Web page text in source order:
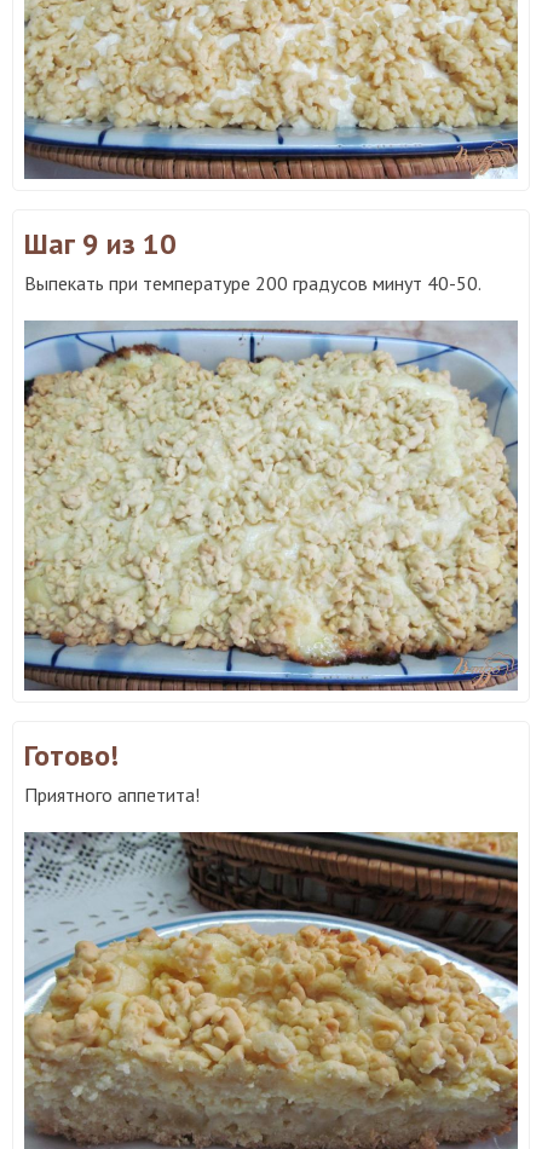
Шаг 9 из 10
Выпекать при температуре 200 градусов минут 40-50.
Готово!
Приятного аппетита!